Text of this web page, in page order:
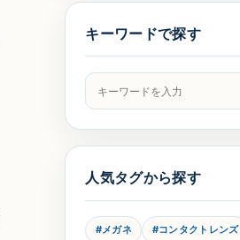
キーワードで探す
記事をキーワードで検索
人気タグから探す
#メガネ #コンタクトレンズ